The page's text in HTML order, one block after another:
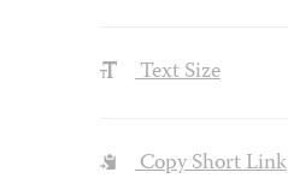
Text Size
Copy Short Link